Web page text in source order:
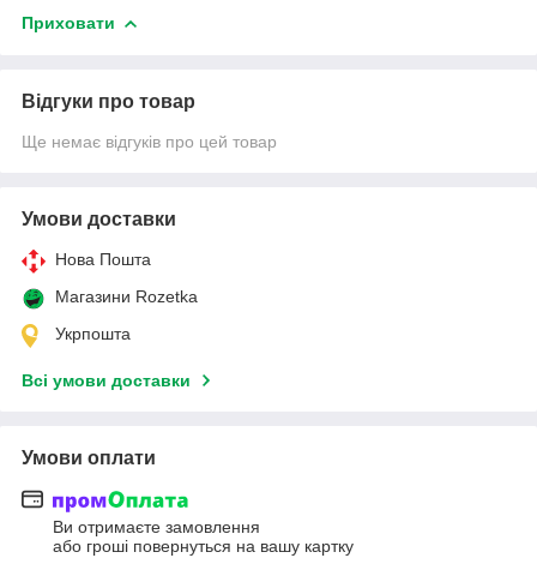
Приховати
Відгуки про товар
Ще немає відгуків про цей товар
Умови доставки
Нова Пошта
Магазини Rozetka
Укрпошта
Всі умови доставки
Умови оплати
Ви отримаєте замовлення
або гроші повернуться на вашу картку